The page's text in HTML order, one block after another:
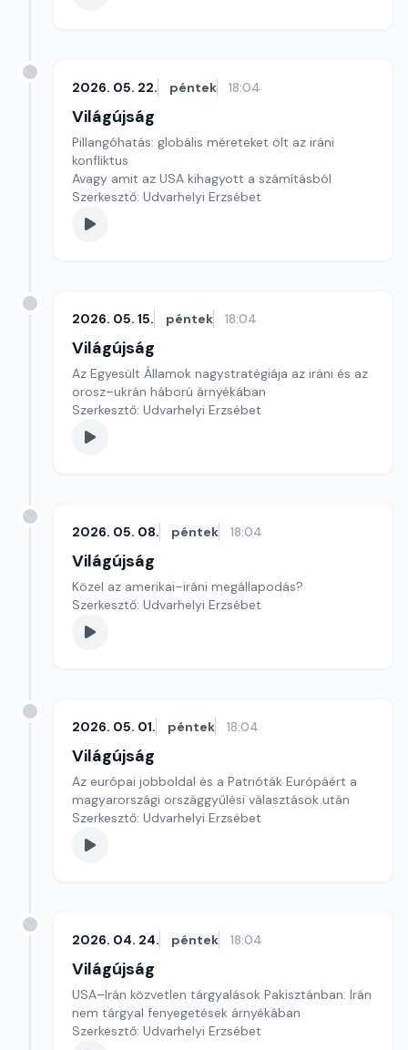
2026. 05. 22. péntek 18:04
Világújság
Pillangóhatás: globális méreteket ölt az iráni
konfliktus
Avagy amit az USA kihagyott a számításból
Szerkesztő: Udvarhelyi Erzsébet
2026. 05. 15. péntek 18:04
Világújság
Az Egyesült Államok nagystratégiája az iráni és az
orosz–ukrán háború árnyékában
Szerkesztő: Udvarhelyi Erzsébet
2026. 05. 08. péntek 18:04
Világújság
Közel az amerikai–iráni megállapodás?
Szerkesztő: Udvarhelyi Erzsébet
2026. 05. 01. péntek 18:04
Világújság
Az európai jobboldal és a Patrióták Európáért a
magyarországi országgyűlési választások után
Szerkesztő: Udvarhelyi Erzsébet
2026. 04. 24. péntek 18:04
Világújság
USA–Irán közvetlen tárgyalások Pakisztánban: Irán
nem tárgyal fenyegetések árnyékában
Szerkesztő: Udvarhelyi Erzsébet